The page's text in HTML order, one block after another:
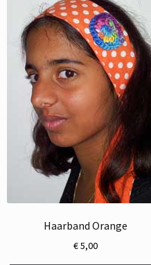
Haarband Orange
€5,00